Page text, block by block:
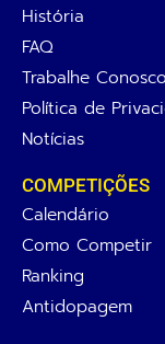
História
FAQ
Trabalhe Conosco
Política de
Notícias
COMPETIÇÕES
Calendário
Como Competir
Ranking
Antidopagem